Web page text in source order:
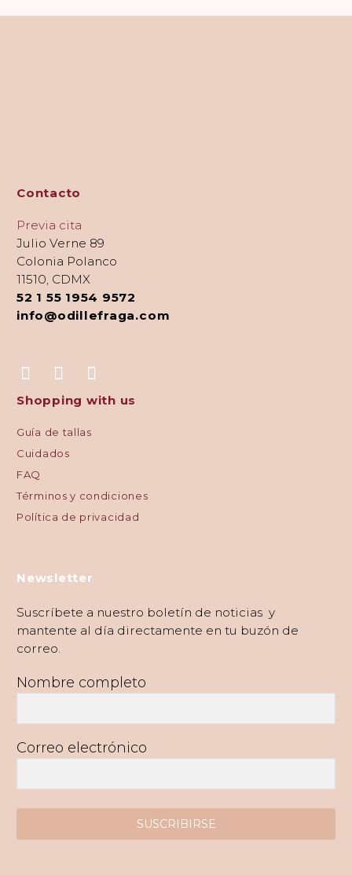
Contacto
Previa cita
Julio Verne 89
Colonia Polanco
11510, CDMX
52 1 55 1954 9572
info@odillefraga.com
Shopping with us
Guía de tallas
Cuidados
FAQ
Términos y condiciones
Política de privacidad
Newsletter
Suscríbete a nuestro boletín de noticias y
mantente al día directamente en tu buzón de
correo.
Nombre completo
Correo electrónico
SUSCRIBIRSE